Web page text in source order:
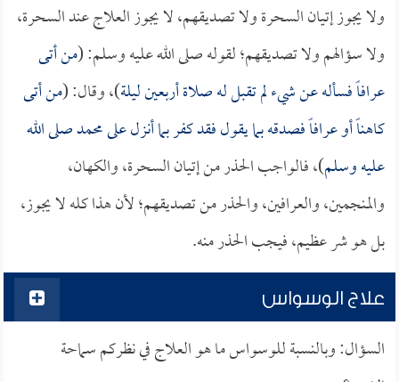
ولا يجوز إتيان السحرة ولا تصديقهم، لا يجوز العلاج عند السحرة،
ولا سؤالهم ولا تصديقهم؛ لقوله صلى الله عليه وسلم: (من أتى
عرافاً فسأله عن شيء لم تقبل له صلاة أربعين ليلة)، وقال: (من أتى
كاهناً أو عرافاً فصدقه بما يقول فقد كفر بما أنزل على محمد صلى الله
عليه وسلم)، فالواجب الحذر من إتيان السحرة، والكهان،
والمنجمين، والعرافين، والحذر من تصديقهم؛ لأن هذا كله لا يجوز،
بل هو شر عظيم، فيجب الحذر منه.
علاج الوسواس
السؤال: وبالنسبة للوسواس ما هو العلاج في نظركم سماحة